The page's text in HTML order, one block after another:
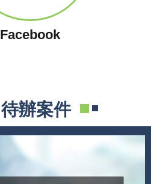
Facebook
待辦案件